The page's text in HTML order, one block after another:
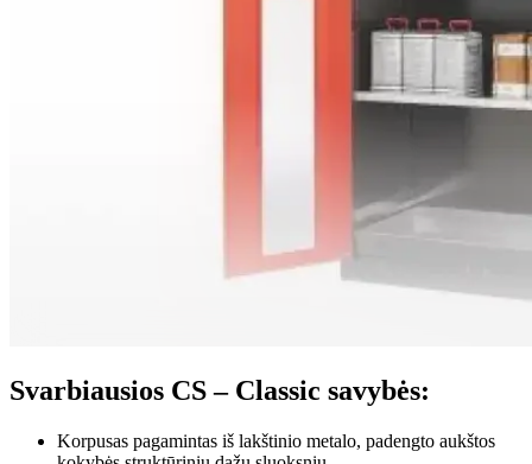
Svarbiausios CS – Classic savybės:
Korpusas pagamintas iš lakštinio metalo, padengto aukštos